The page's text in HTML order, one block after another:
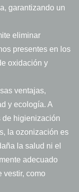
garantizando un
eliminar
presentes en los
oxidación y
ventajas,
y ecología. A
de higienización
la ozonización es
la salud ni el
adecuado
vestir, como